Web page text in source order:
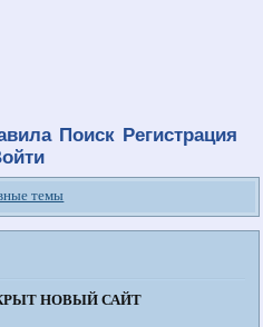
Поиск Регистрация
темы
НОВЫЙ САЙТ